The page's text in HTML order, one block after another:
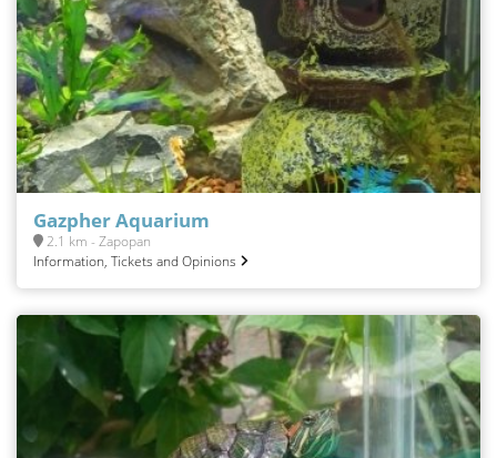
Gazpher Aquarium
2.1 km - Zapopan
Information, Tickets and Opinions